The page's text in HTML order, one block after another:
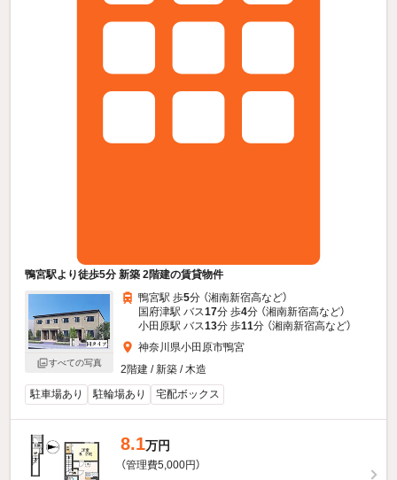
鴨宮駅より徒歩5分 新築 2階建の賃貸物件
すべての写真
鴨宮駅 歩5分 （湘南新宿高など）
国府津駅 バス17分 歩4分 （湘南新宿高など）
小田原駅 バス13分 歩11分 （湘南新宿高など）
神奈川県小田原市鴨宮
2階建 / 新築 / 木造
駐車場あり
駐輪場あり 宅配ボックス
8.1万円
（管理費5,000円）